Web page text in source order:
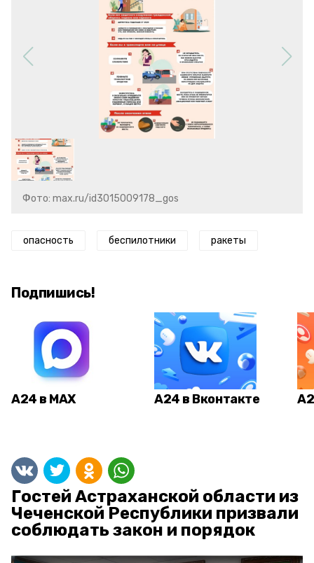
Фото: max.ru/id3015009178_gos
опасность беспилотники ракеты
Подпишись!
А24 в MAX А24 в Вконтакте
Гостей Астраханской области из
Чеченской Республики призвали
соблюдать закон и порядок